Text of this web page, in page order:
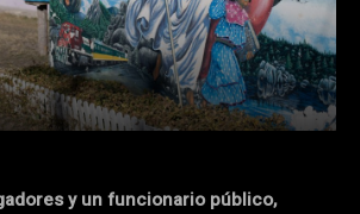
y un funcionario público,